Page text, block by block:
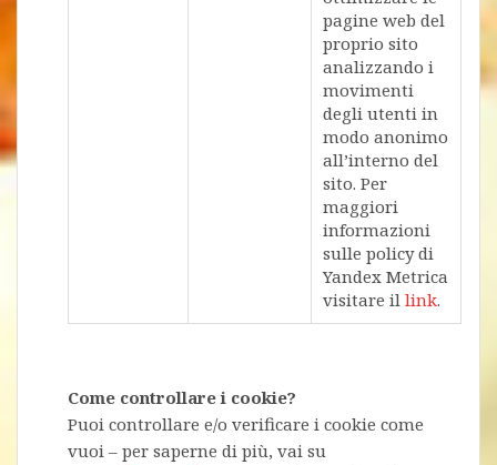
pagine web del
proprio sito
analizzando i
movimenti
degli utenti in
modo anonimo
all’interno del
sito. Per
maggiori
informazioni
sulle policy di
Yandex Metrica
visitare il link.
Come controllare i cookie?
Puoi controllare e/o verificare i cookie come
vuoi – per saperne di più, vai su